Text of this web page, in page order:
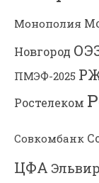
Монополия
Новгород
ПМЭФ-2025
Ростелеком
Совкомбанк
ЦФА